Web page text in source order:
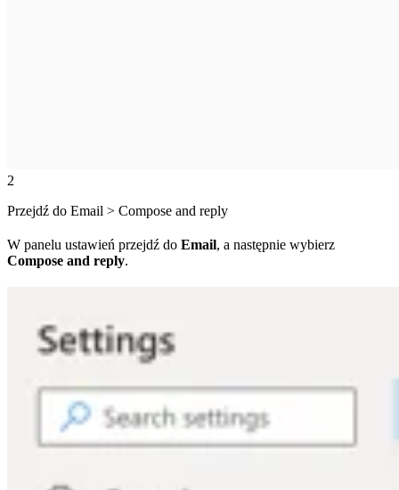
2
Przejdź do Email > Compose and reply
W panelu ustawień przejdź do Email, a następnie wybierz
Compose and reply.